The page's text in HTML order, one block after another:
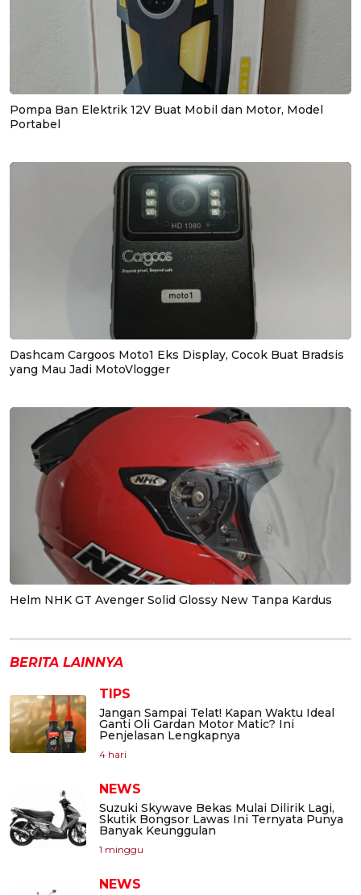
Pompa Ban Elektrik 12V Buat Mobil dan Motor, Model
Portabel
Dashcam Cargoos Moto1 Eks Display, Cocok Buat Bradsis
yang Mau Jadi MotoVlogger
Helm NHK GT Avenger Solid Glossy New Tanpa Kardus
BERITA LAINNYA
TIPS
Jangan Sampai Telat! Kapan Waktu Ideal
Ganti Oli Gardan Motor Matic? Ini
Penjelasan Lengkapnya
4 hari
NEWS
Suzuki Skywave Bekas Mulai Dilirik Lagi,
Skutik Bongsor Lawas Ini Ternyata Punya
Banyak Keunggulan
1 minggu
NEWS